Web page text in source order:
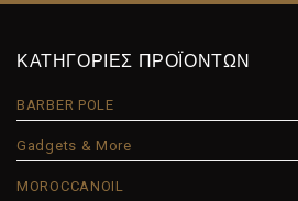
ΚΑΤΗΓΟΡΙΕΣ ΠΡΟΪΟΝΤΩΝ
BARBER POLE
Gadgets & More
MOROCCANOIL